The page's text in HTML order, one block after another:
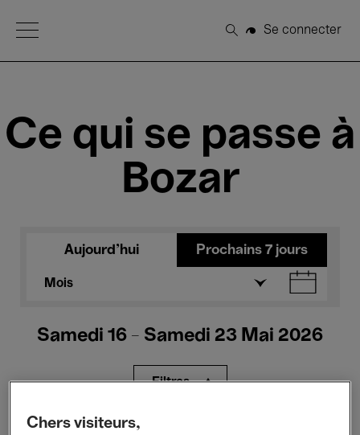
Open Menu
Rechercher
Se connecter
Ce qui se passe à
Bozar
Aujourd'hui Prochains 7 jours
Mois
Samedi 16 - Samedi 23 Mai 2026
Filtres
Chers visiteurs,